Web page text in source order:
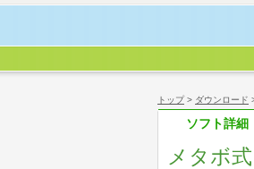
トップ> ダウンロード
ソフト詳細
メタボ式